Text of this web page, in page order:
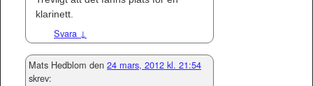
klarinett.
Svara ↓
Mats Hedblom den 24 mars, 2012 kl. 21:54
skrev: